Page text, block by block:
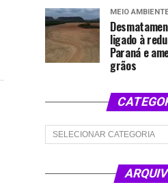
MEIO
ligado à
Paraná e
grãos
Categorias